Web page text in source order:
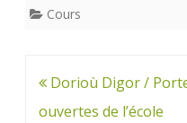
Cours
Navigation
de
Dorioù Digor /
ouvertes de l’école